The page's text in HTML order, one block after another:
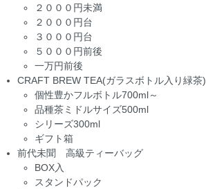
２０００円未満
２０００円台
３０００円台
５０００円前後
一万円前後
CRAFT BREW TEA(ガラスボトル入り緑茶)
個性豊かフルボトル700ml～
品種茶ミドルサイズ500ml
シリーズ300ml
ギフト箱
前代未聞 高級ティーバッグ
BOX入
スタンドパック